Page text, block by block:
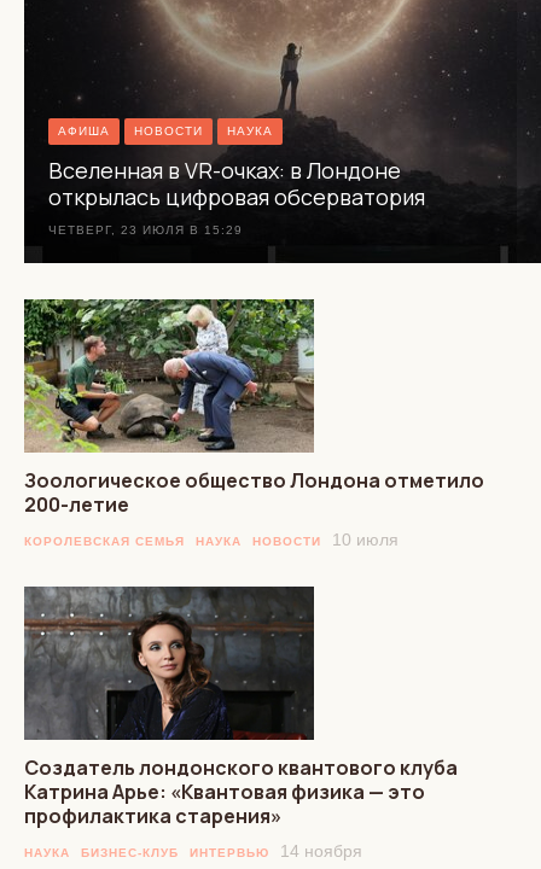
АФИША НОВОСТИ НАУКА
Вселенная в VR-очках: в Лондоне
открылась цифровая обсерватория
ЧЕТВЕРГ, 23 ИЮЛЯ В 15:29
Зоологическое общество Лондона отметило
200-летие
КОРОЛЕВСКАЯ СЕМЬЯ НАУКА НОВОСТИ 10 июля
Создатель лондонского квантового клуба
Катрина Арье: «Квантовая физика — это
профилактика старения»
НАУКА БИЗНЕС-КЛУБ ИНТЕРВЬЮ 14 ноября